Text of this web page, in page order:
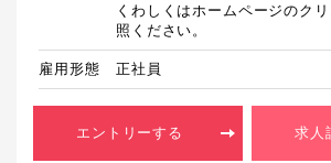
くわしくはホームページのク
照ください。
雇用形態 正社員
エントリーする 求人